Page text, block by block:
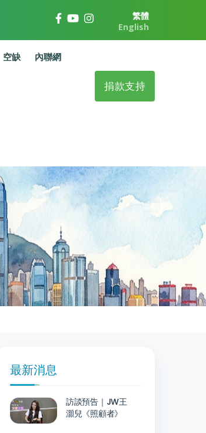
繁體
English
空缺 內聯網
捐款支持
最新消息
訪談預告｜JW王
灝兒《照顧者》